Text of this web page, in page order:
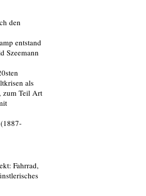
den
entstand
Szeemann
als
zum Teil Art
Fahrrad,